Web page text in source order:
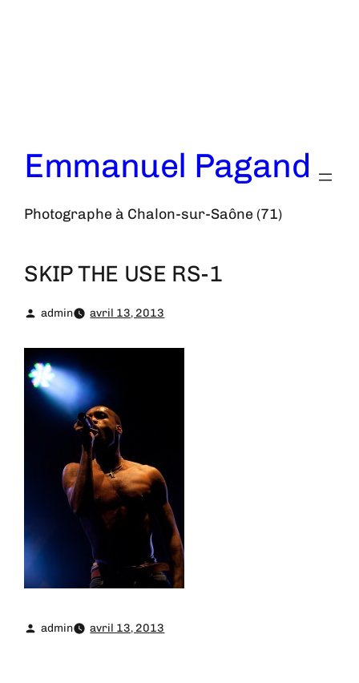
Emmanuel Pagand
Photographe à Chalon-sur-Saône (71)
SKIP THE USE RS-1
admin avril 13, 2013
admin avril 13, 2013